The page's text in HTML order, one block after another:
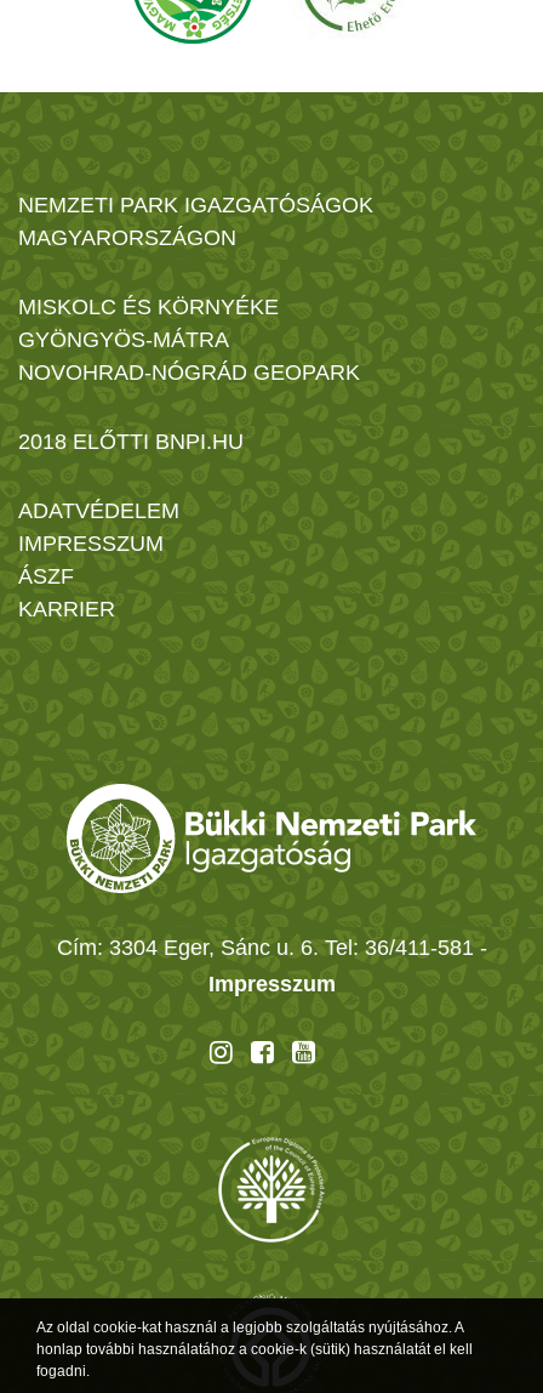
NEMZETI PARK IGAZGATÓSÁGOK
MAGYARORSZÁGON
MISKOLC ÉS KÖRNYÉKE
GYÖNGYÖS-MÁTRA
NOVOHRAD-NÓGRÁD GEOPARK
2018 ELŐTTI BNPI.HU
ADATVÉDELEM
IMPRESSZUM
ÁSZF
KARRIER
Cím: 3304 Eger, Sánc u. 6. Tel: 36/411-581 -
Impresszum
Az oldal cookie-kat használ a legjobb szolgáltatás nyújtásához. A
honlap további használatához a cookie-k (sütik) használatát el kell
fogadni.